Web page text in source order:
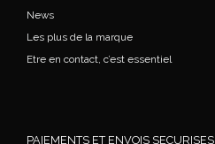
News
Les plus de la marque
Etre en contact, c’est essentiel
PAIEMENTS ET ENVOIS SECURISES